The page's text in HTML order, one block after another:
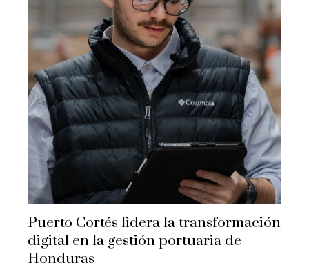
Puerto Cortés lidera la transformación
digital en la gestión portuaria de
Honduras